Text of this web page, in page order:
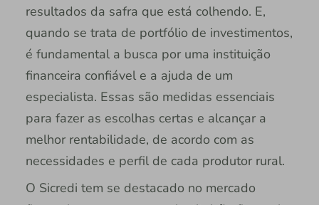
resultados da safra que está colhendo. E,
quando se trata de portfólio de investimentos,
é fundamental a busca por uma instituição
financeira confiável e a ajuda de um
especialista. Essas são medidas essenciais
para fazer as escolhas certas e alcançar a
melhor rentabilidade, de acordo com as
necessidades e perfil de cada produtor rural.
O Sicredi tem se destacado no mercado